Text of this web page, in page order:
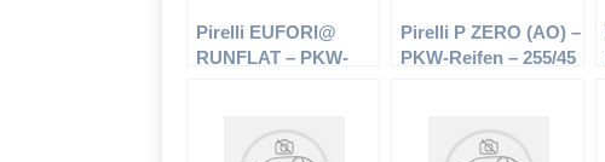
Pirelli EUFORI@
RUNFLAT – PKW-
Pirelli P ZERO (AO) –
PKW-Reifen – 255/45